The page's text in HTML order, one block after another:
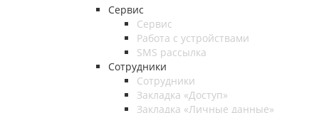
Сервис
Сервис
Работа с устройствами
SMS рассылка
Сотрудники
Сотрудники
Закладка «Доступ»
Закладка «Личные данные»